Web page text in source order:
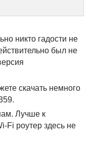
никто гадости не
был не
скачать немного
Лучше к
Fi роутер здесь не